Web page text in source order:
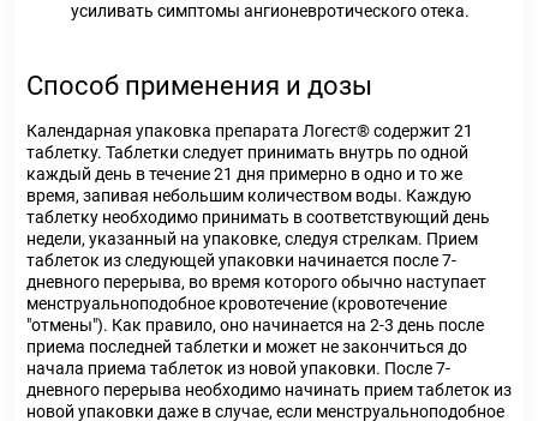
усиливать симптомы ангионевротического отека.
Способ применения и дозы
Календарная упаковка препарата Логест® содержит 21
таблетку. Таблетки следует принимать внутрь по одной
каждый день в течение 21 дня примерно в одно и то же
время, запивая небольшим количеством воды. Каждую
таблетку необходимо принимать в соответствующий день
недели, указанный на упаковке, следуя стрелкам. Прием
таблеток из следующей упаковки начинается после 7-
дневного перерыва, во время которого обычно наступает
менструальноподобное кровотечение (кровотечение
"отмены"). Как правило, оно начинается на 2-3 день после
приема последней таблетки и может не закончиться до
начала приема таблеток из новой упаковки. После 7-
дневного перерыва необходимо начинать прием таблеток из
новой упаковки даже в случае, если менструальноподобное